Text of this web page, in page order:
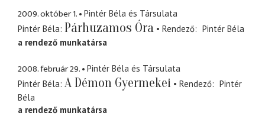
2009. október 1.
Pintér Béla és Társulata
Pintér Béla Párhuzamos Óra Rendező
Pintér Béla
a rendező munkatársa
2008. február 29.
Pintér Béla és Társulata
Pintér Béla A Démon Gyermekei Rendező
Pintér
Béla
a rendező munkatársa